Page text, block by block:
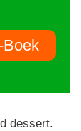
Boek
dessert.